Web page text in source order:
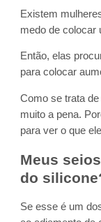
Existem
medo de colocar
Então, elas
para colocar
Como se trata
muito a pena.
para ver o que
Meus
do
Se esse é um